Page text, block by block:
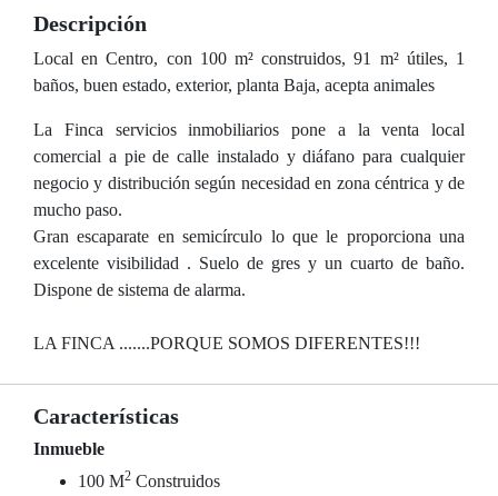
Descripción
Local en Centro, con 100 m² construidos, 91 m² útiles, 1
baños, buen estado, exterior, planta Baja, acepta animales
La Finca servicios inmobiliarios pone a la venta local
comercial a pie de calle instalado y diáfano para cualquier
negocio y distribución según necesidad en zona céntrica y de
mucho paso.
Gran escaparate en semicírculo lo que le proporciona una
excelente visibilidad . Suelo de gres y un cuarto de baño.
Dispone de sistema de alarma.
LA FINCA .......PORQUE SOMOS DIFERENTES!!!
Características
Inmueble
100 M2 Construidos